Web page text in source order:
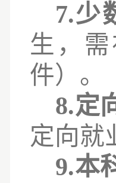
7.少
生，
件） 。
8.定
定向就
9.本